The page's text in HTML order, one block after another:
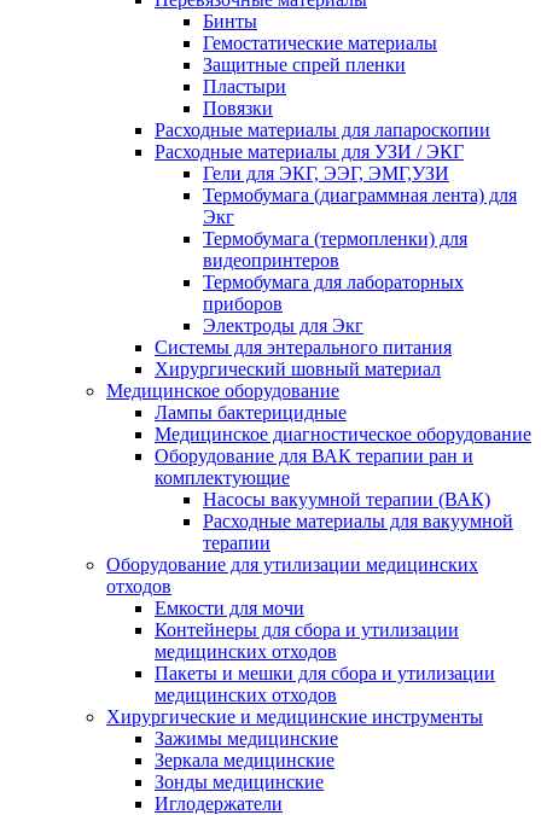
Бинты
Гемостатические материалы
Защитные спрей пленки
Пластыри
Повязки
Расходные материалы для лапароскопии
Расходные материалы для УЗИ / ЭКГ
Гели для ЭКГ, ЭЭГ, ЭМГ,УЗИ
Термобумага (диаграммная лента) для
Экг
Термобумага (термопленки) для
видеопринтеров
Термобумага для лабораторных
приборов
Электроды для Экг
Системы для энтерального питания
Хирургический шовный материал
Медицинское оборудование
Лампы бактерицидные
Медицинское диагностическое оборудование
Оборудование для ВАК терапии ран и
комплектующие
Насосы вакуумной терапии (ВАК)
Расходные материалы для вакуумной
терапии
Оборудование для утилизации медицинских
отходов
Емкости для мочи
Контейнеры для сбора и утилизации
медицинских отходов
Пакеты и мешки для сбора и утилизации
медицинских отходов
Хирургические и медицинские инструменты
Зажимы медицинские
Зеркала медицинские
Зонды медицинские
Иглодержатели